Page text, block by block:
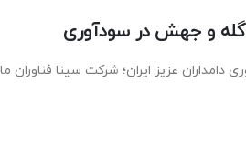
گله و جهش در سودآوری
عزیز ایران؛ شرکت سینا